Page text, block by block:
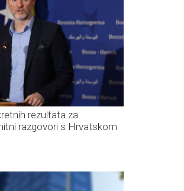
rezultata za
razgovori s Hrvatskom